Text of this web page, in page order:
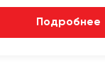
Подробнее